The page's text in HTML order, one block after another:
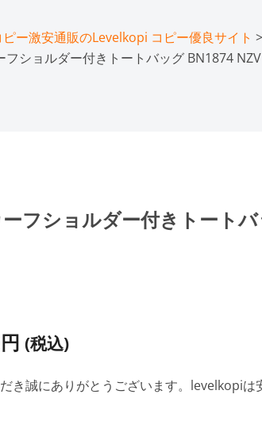
ー激安通販のLevelkopi コピー優良サイト >
フショルダー付きトートバッグ BN1874
フショルダー付きトートバ
(税込)
き誠にありがとうございます。levelkopiは